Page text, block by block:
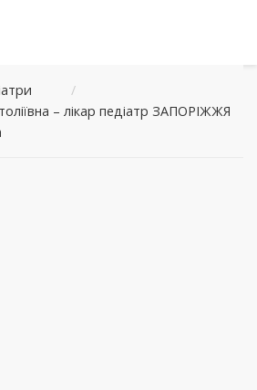
/
– лікар педіатр ЗАПОРІЖЖЯ